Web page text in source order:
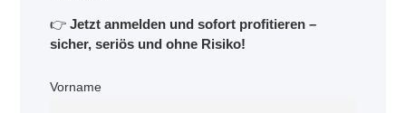
👉 Jetzt anmelden und sofort profitieren –
sicher, seriös und ohne Risiko!
Vorname